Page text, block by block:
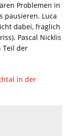
Problemen in
pausieren. Luca
dabei, fraglich
Pascal Nicklis
Teil der
in der